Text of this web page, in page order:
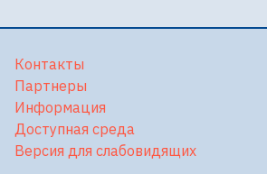
Контакты
Партнеры
Информация
Доступная среда
Версия для слабовидящих